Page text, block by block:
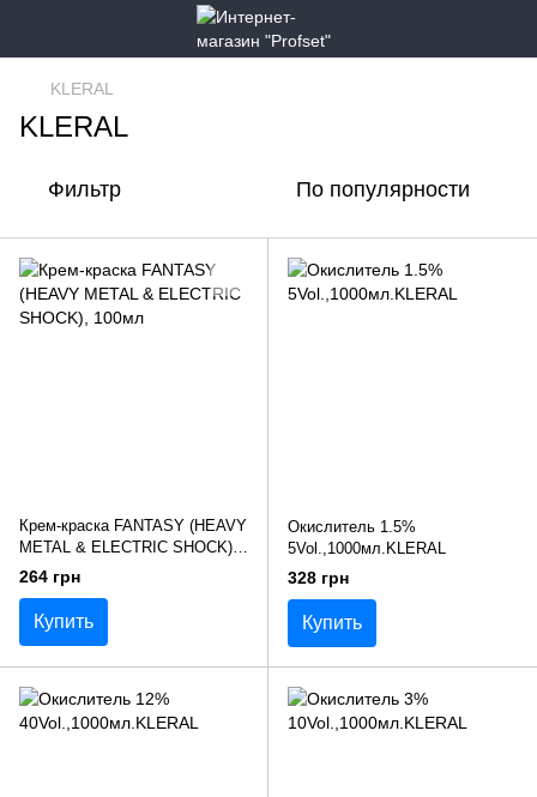
KLERAL
KLERAL
Фильтр По популярности
Крем-краска FANTASY (HEAVY
METAL & ELECTRIC SHOCK),
100мл
264 грн
Купить
Окислитель 1.5%
5Vol.,1000мл.KLERAL
328 грн
Купить